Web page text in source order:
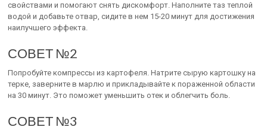
свойствами и помогают снять дискомфорт. Наполните таз теплой
водой и добавьте отвар, сидите в нем 15-20 минут для достижения
наилучшего эффекта.
СОВЕТ №2
Попробуйте компрессы из картофеля. Натрите сырую картошку на
терке, заверните в марлю и прикладывайте к пораженной области
на 30 минут. Это поможет уменьшить отек и облегчить боль.
СОВЕТ №3